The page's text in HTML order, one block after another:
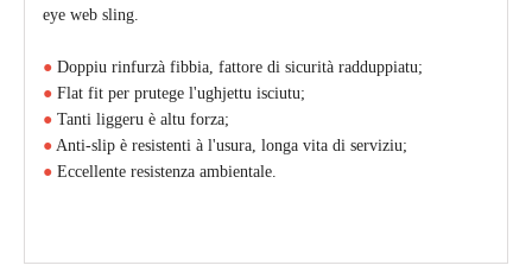
eye web sling.
● Doppiu rinfurzà fibbia, fattore di sicurità radduppiatu;
● Flat fit per prutege l'ughjettu isciutu;
● Tanti liggeru è altu forza;
● Anti-slip è resistenti à l'usura, longa vita di serviziu;
● Eccellente resistenza ambientale.